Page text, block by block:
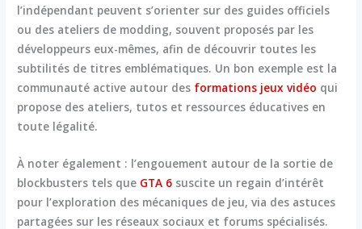
l’indépendant peuvent s’orienter sur des guides officiels
ou des ateliers de modding, souvent proposés par les
développeurs eux-mêmes, afin de découvrir toutes les
subtilités de titres emblématiques. Un bon exemple est la
communauté active autour des formations jeux vidéo qui
propose des ateliers, tutos et ressources éducatives en
toute légalité.
À noter également : l’engouement autour de la sortie de
blockbusters tels que GTA 6 suscite un regain d’intérêt
pour l’exploration des mécaniques de jeu, via des astuces
partagées sur les réseaux sociaux et forums spécialisés.